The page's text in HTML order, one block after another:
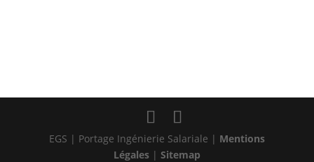
EGS | Portage Ingénierie Salariale | Mentions
Légales| Sitemap